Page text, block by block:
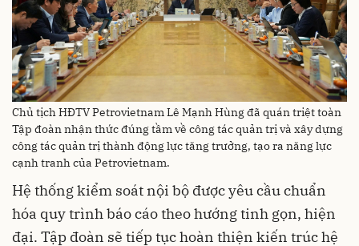
Chủ tịch HĐTV Petrovietnam Lê Mạnh Hùng đã quán triệt toàn
Tập đoàn nhận thức đúng tầm về công tác quản trị và xây dựng
công tác quản trị thành động lực tăng trưởng, tạo ra năng lực
cạnh tranh của Petrovietnam.
Hệ thống kiểm soát nội bộ được yêu cầu chuẩn
hóa quy trình báo cáo theo hướng tinh gọn, hiện
đại. Tập đoàn sẽ tiếp tục hoàn thiện kiến trúc hệ